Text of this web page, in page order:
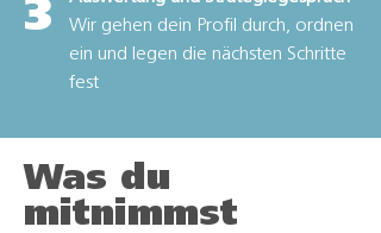
3
Wir gehen dein Profil durch, ordnen
ein und legen die nächsten Schritte
fest
Was du
mitnimmst